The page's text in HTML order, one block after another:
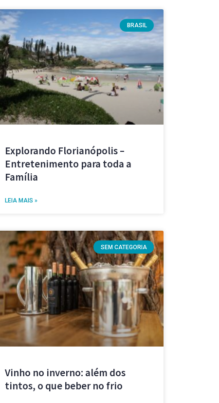
BRASIL
Explorando Florianópolis –
Entretenimento para toda a
Família
LEIA MAIS »
SEM CATEGORIA
Vinho no inverno: além dos
tintos, o que beber no frio